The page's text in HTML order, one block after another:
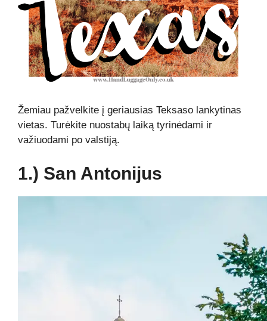
Žemiau pažvelkite į geriausias Teksaso lankytinas
vietas. Turėkite nuostabų laiką tyrinėdami ir
važiuodami po valstiją.
1.) San Antonijus